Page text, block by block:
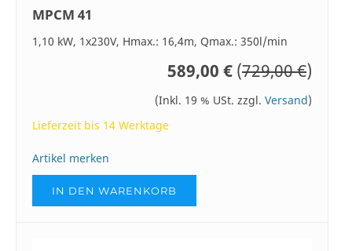
MPCM 41
1,10 kW, 1x230V, Hmax.: 16,4m, Qmax.: 350l/min
589,00 € (729,00 €)
(Inkl. 19 % USt. zzgl. Versand)
Lieferzeit bis 14 Werktage
Artikel merken
IN DEN WARENKORB